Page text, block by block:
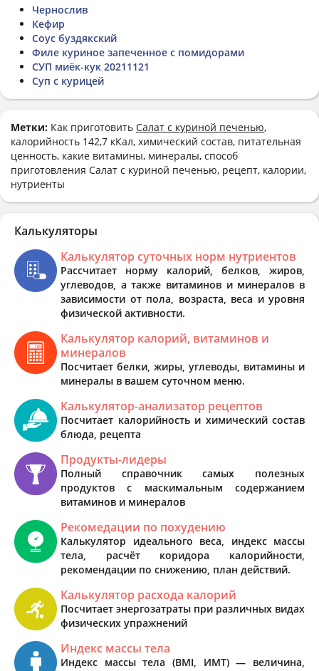
Чернослив
Кефир
Соус буздякский
Филе куриное запеченное с помидорами
СУП миёк-кук 20211121
Суп с курицей
Метки: Как приготовить Салат с куриной печенью,
калорийность 142,7 кКал, химический состав, питательная
ценность, какие витамины, минералы, способ
приготовления Салат с куриной печенью, рецепт, калории,
нутриенты
Калькуляторы
Калькулятор суточных норм нутриентов
Рассчитает норму калорий, белков, жиров,
углеводов, а также витаминов и минералов в
зависимости от пола, возраста, веса и уровня
физической активности.
Калькулятор калорий, витаминов и
минералов
Посчитает белки, жиры, углеводы, витамины и
минералы в вашем суточном меню.
Калькулятор-анализатор рецептов
Посчитает калорийность и химический состав
блюда, рецепта
Продукты-лидеры
Полный справочник самых полезных
продуктов с маскимальным содержанием
витаминов и минералов
Рекомедации по похудению
Калькулятор идеального веса, индекс массы
тела, расчёт коридора калорийности,
рекомендации по снижению, план действий.
Калькулятор расхода калорий
Посчитает энергозатраты при различных видах
физических упражнений
Индекс массы тела
Индекс массы тела (BMI, ИМТ) — величина,